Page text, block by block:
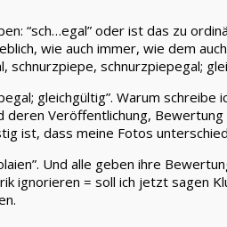
“sch…egal” oder ist das zu
wie auch immer, wie dem
schnurzpiepe, schnurzpiepegal;
gleichgültig”. Warum schreibe
Veröffentlichung,
ist, dass meine Fotos
Und alle geben ihre
ignorieren = soll ich jetzt sagen